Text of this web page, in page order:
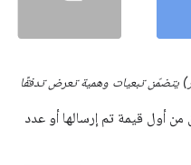
يتضمّن تبعيات وهمية تعرض تدفقًا
أول قيمة تم إرسالها أو عدد